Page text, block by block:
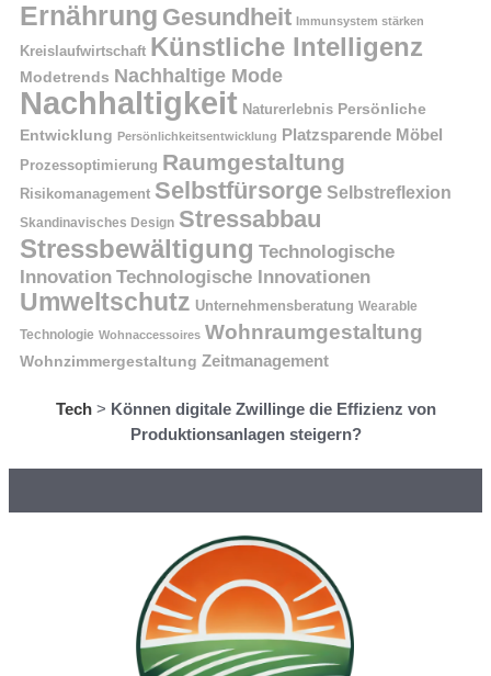
Ernährung Gesundheit Immunsystem stärken
Kreislaufwirtschaft Künstliche Intelligenz
Modetrends Nachhaltige Mode
Nachhaltigkeit Naturerlebnis Persönliche
Entwicklung Persönlichkeitsentwicklung Platzsparende Möbel
Prozessoptimierung Raumgestaltung
Risikomanagement Selbstfürsorge Selbstreflexion
Skandinavisches Design Stressabbau
Stressbewältigung Technologische
Innovation Technologische Innovationen
Umweltschutz Unternehmensberatung Wearable
Technologie Wohnaccessoires Wohnraumgestaltung
Wohnzimmergestaltung Zeitmanagement
Tech> Können digitale Zwillinge die Effizienz von
Produktionsanlagen steigern?